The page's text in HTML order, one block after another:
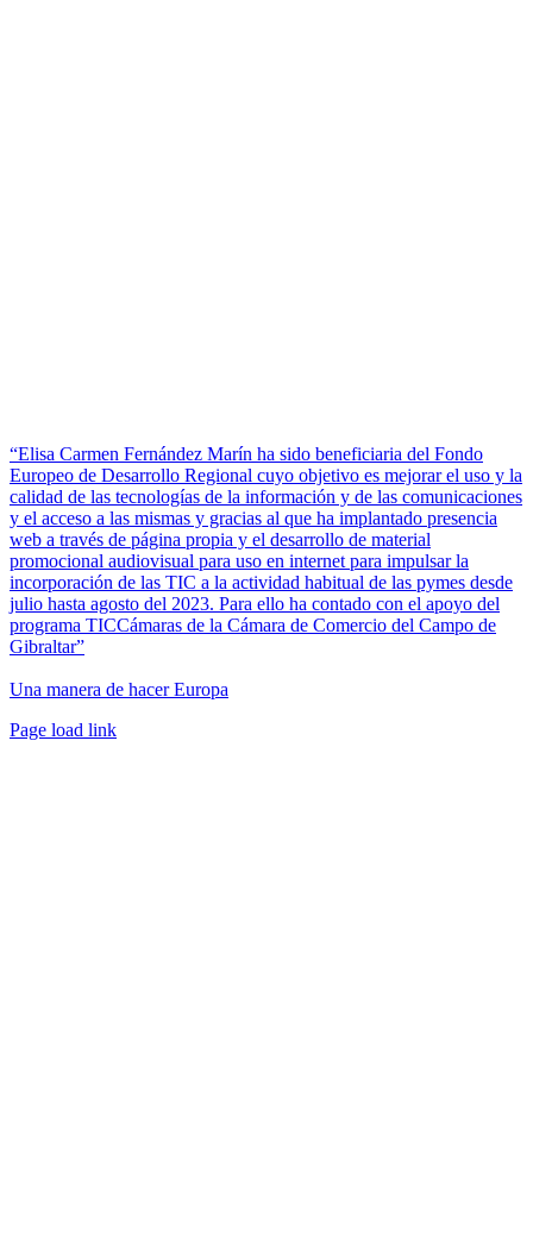
“Elisa Carmen Fernández Marín ha sido beneficiaria del Fondo
Europeo de Desarrollo Regional cuyo objetivo es mejorar el uso y la
calidad de las tecnologías de la información y de las comunicaciones
y el acceso a las mismas y gracias al que ha implantado presencia
web a través de página propia y el desarrollo de material
promocional audiovisual para uso en internet para impulsar la
incorporación de las TIC a la actividad habitual de las pymes desde
julio hasta agosto del 2023. Para ello ha contado con el apoyo del
programa TICCámaras de la Cámara de Comercio del Campo de
Gibraltar”
Una manera de hacer Europa
Facebook
Twitter
Instagram
Pinterest
Page load link